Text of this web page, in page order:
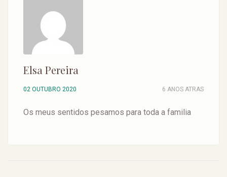
Elsa Pereira
02 OUTUBRO 2020 6 ANOS ATRAS
Os meus sentidos pesamos para toda a familia